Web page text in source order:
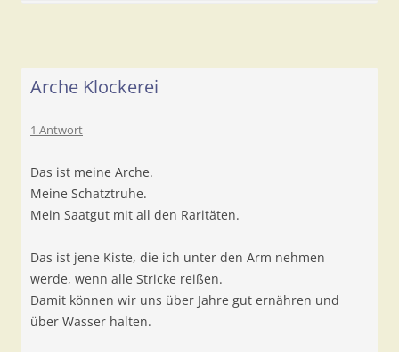
Arche Klockerei
1 Antwort
Das ist meine Arche.
Meine Schatztruhe.
Mein Saatgut mit all den Raritäten.
Das ist jene Kiste, die ich unter den Arm nehmen
werde, wenn alle Stricke reißen.
Damit können wir uns über Jahre gut ernähren und
über Wasser halten.